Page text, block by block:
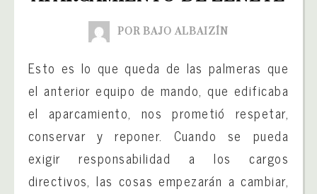
POR BAJO ALBAIZÍN
Esto es lo que queda de las palmeras que
el anterior equipo de mando, que edificaba
el aparcamiento, nos prometió respetar,
conservar y reponer. Cuando se pueda
exigir responsabilidad a los cargos
directivos, las cosas empezarán a cambiar,